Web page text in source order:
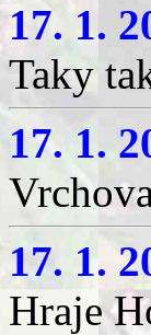
17. 1.
Taky
17. 1.
17. 1.
Hraje